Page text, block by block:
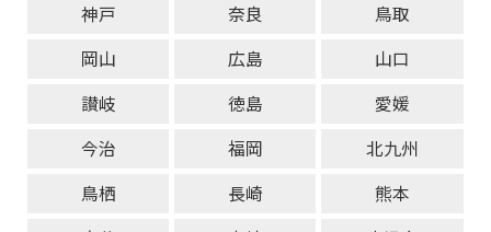
神戸
奈良
鳥取
岡山
広島
山口
讃岐
徳島
愛媛
今治
福岡
北九州
鳥栖
長崎
熊本